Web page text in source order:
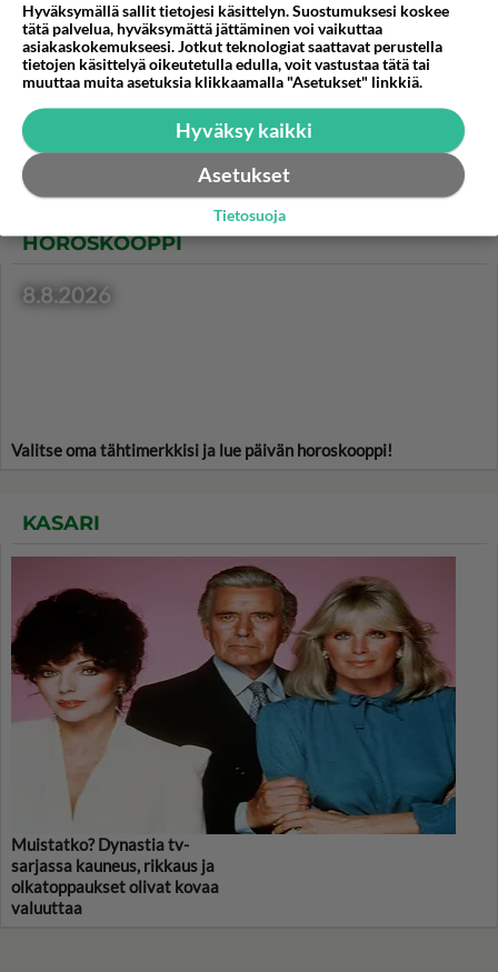
on peri-italiainen, raikas
salaatti. Muista tuore basilika
päälle!
päivänä, sillä se säilyy
mehevänä jääkaapissa.
HOROSKOOPPI
8.8.2026
Valitse oma tähtimerkkisi ja lue päivän horoskooppi!
KASARI
Muistatko? Dynastia tv-
sarjassa kauneus, rikkaus ja
olkatoppaukset olivat kovaa
valuuttaa
Hyväksymällä sallit tietojesi käsittelyn. Suostumuksesi koskee
tätä palvelua, hyväksymättä jättäminen voi vaikuttaa
asiakaskokemukseesi. Jotkut teknologiat saattavat perustella
tietojen käsittelyä oikeutetulla edulla, voit vastustaa tätä tai
muuttaa muita asetuksia klikkaamalla "Asetukset" linkkiä.
Hyväksy kaikki
Asetukset
Tietosuoja